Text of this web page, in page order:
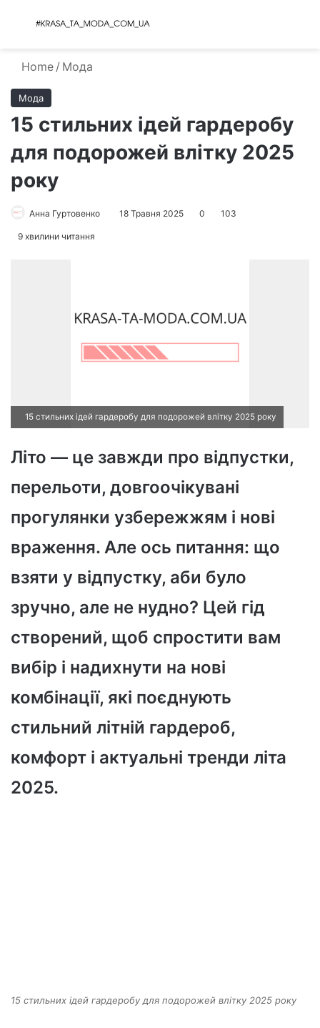
Menu
Home / Мода
Мода
15 стильних ідей гардеробу
для подорожей влітку 2025
року
Анна Гуртовенко 18 Травня 2025 0 103
9 хвилини читання
15 стильних ідей гардеробу для подорожей влітку 2025 року
Літо — це завжди про відпустки,
перельоти, довгоочікувані
прогулянки узбережжям і нові
враження. Але ось питання: що
взяти у відпустку, аби було
зручно, але не нудно? Цей гід
створений, щоб спростити вам
вибір і надихнути на нові
комбінації, які поєднують
стильний літній гардероб,
комфорт і актуальні тренди літа
2025.
15 стильних ідей гардеробу для подорожей влітку 2025 року